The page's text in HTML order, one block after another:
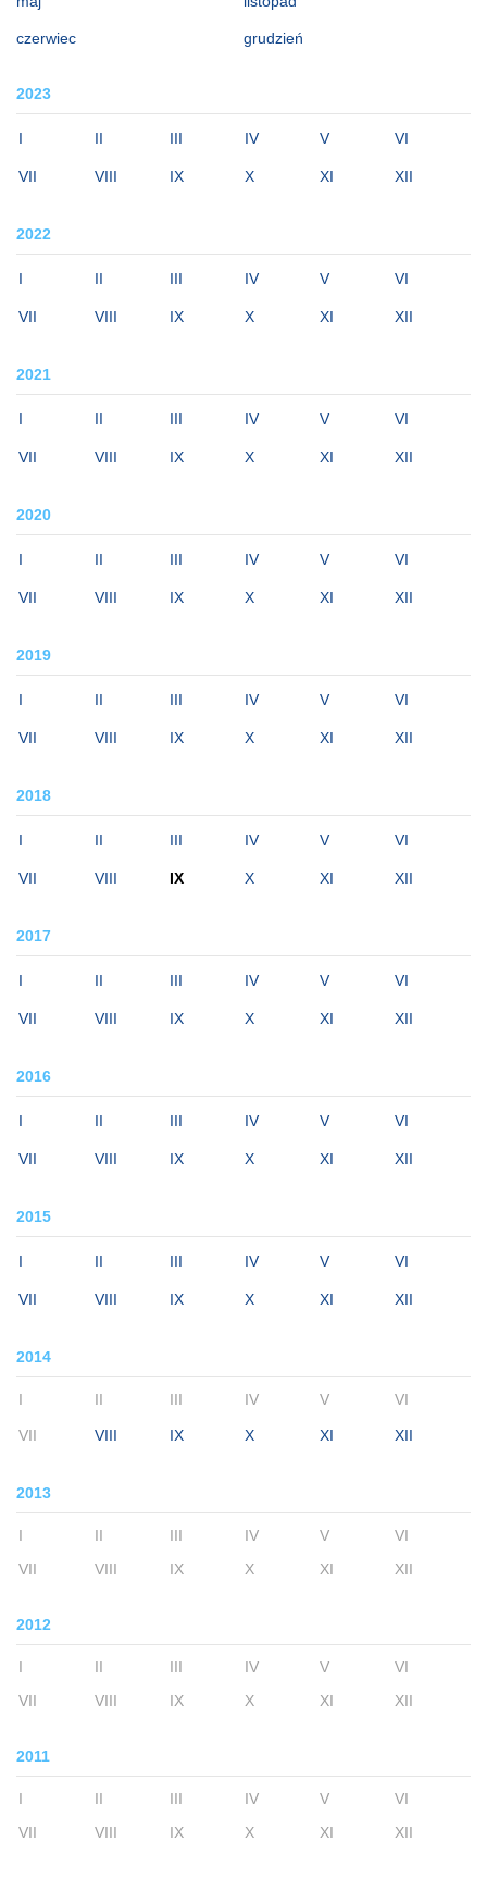
czerwiec grudzień
2023
I II III IV V VI
VII VIII IX X XI XII
2022
I II III IV V VI
VII VIII IX X XI XII
2021
I II III IV V VI
VII VIII IX X XI XII
2020
I II III IV V VI
VII VIII IX X XI XII
2019
I II III IV V VI
VII VIII IX X XI XII
2018
I II III IV V VI
VII VIII IX X XI XII
2017
I II III IV V VI
VII VIII IX X XI XII
2016
I II III IV V VI
VII VIII IX X XI XII
2015
I II III IV V VI
VII VIII IX X XI XII
2014
I II III IV V VI
VII VIII IX X XI XII
2013
I II III IV V
VI
VII
VIII IX X XI XII
2012
I II III IV V
VI
VII
VIII IX X XI XII
2011
I II III IV V
VI
VII
VIII IX X XI XII